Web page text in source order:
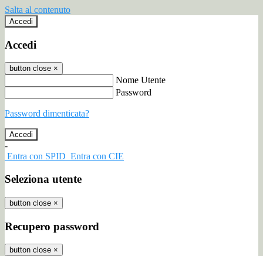
Salta al contenuto
Accedi
Accedi
button close ×
Nome Utente
Password
Password dimenticata?
-
Entra con SPID Entra con CIE
Seleziona utente
button close ×
Recupero password
button close ×